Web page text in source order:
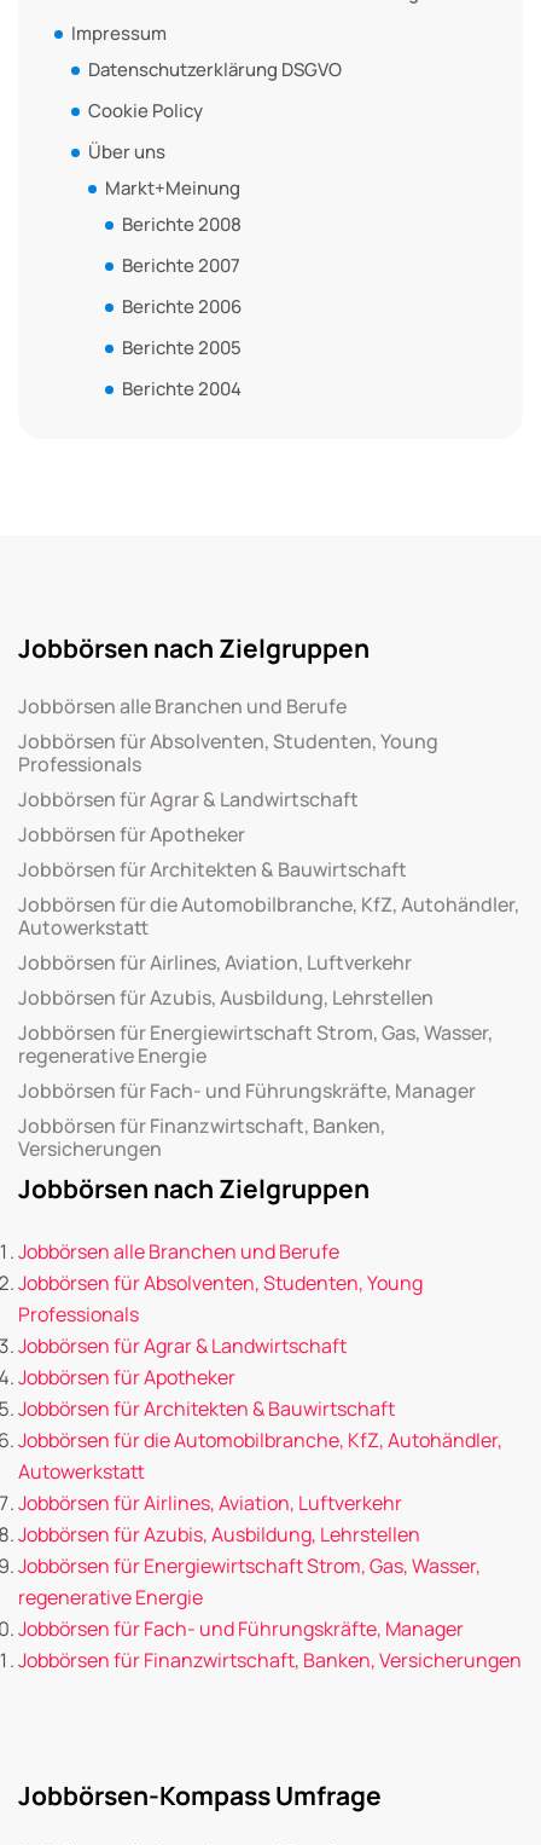
Impressum
Datenschutzerklärung DSGVO
Cookie Policy
Über uns
Markt+Meinung
Berichte 2008
Berichte 2007
Berichte 2006
Berichte 2005
Berichte 2004
Jobbörsen nach Zielgruppen
Jobbörsen alle Branchen und Berufe
Jobbörsen für Absolventen, Studenten, Young
Professionals
Jobbörsen für Agrar & Landwirtschaft
Jobbörsen für Apotheker
Jobbörsen für Architekten & Bauwirtschaft
Jobbörsen für die Automobilbranche, KfZ, Autohändler,
Autowerkstatt
Jobbörsen für Airlines, Aviation, Luftverkehr
Jobbörsen für Azubis, Ausbildung, Lehrstellen
Jobbörsen für Energiewirtschaft Strom, Gas, Wasser,
regenerative Energie
Jobbörsen für Fach- und Führungskräfte, Manager
Jobbörsen für Finanzwirtschaft, Banken,
Versicherungen
Jobbörsen nach Zielgruppen
Jobbörsen alle Branchen und Berufe
Jobbörsen für Absolventen, Studenten, Young
Professionals
Jobbörsen für Agrar & Landwirtschaft
Jobbörsen für Apotheker
Jobbörsen für Architekten & Bauwirtschaft
Jobbörsen für die Automobilbranche, KfZ, Autohändler,
Autowerkstatt
Jobbörsen für Airlines, Aviation, Luftverkehr
Jobbörsen für Azubis, Ausbildung, Lehrstellen
Jobbörsen für Energiewirtschaft Strom, Gas, Wasser,
regenerative Energie
Jobbörsen für Fach- und Führungskräfte, Manager
Jobbörsen für Finanzwirtschaft, Banken, Versicherungen
Jobbörsen-Kompass Umfrage